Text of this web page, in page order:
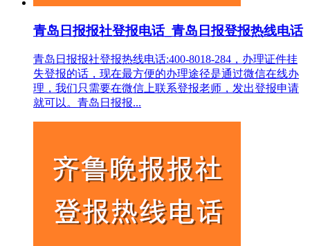
青岛日报报社登报电话_青岛日报登报热线电话
青岛日报报社登报热线电话:400-8018-284，办理证件挂
失登报的话，现在最方便的办理途径是通过微信在线办
理，我们只需要在微信上联系登报老师，发出登报申请
就可以。青岛日报报...